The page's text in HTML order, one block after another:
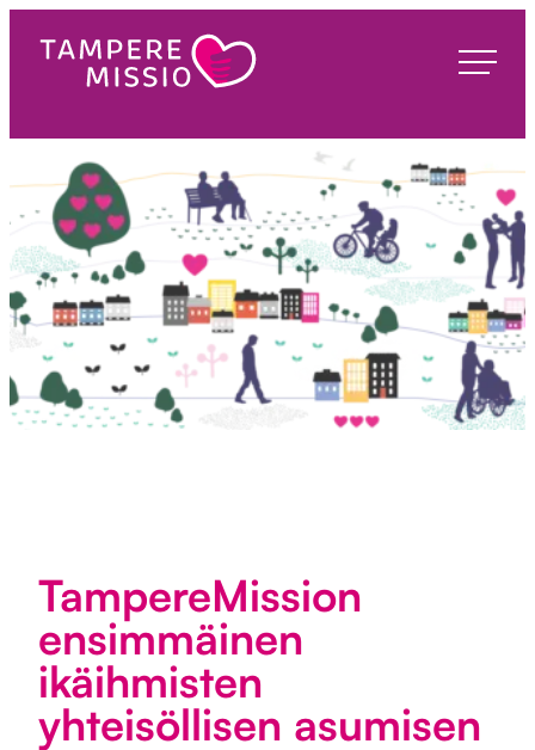
suoraan
sisältöön
TampereMissio
TampereMission
ensimmäinen
ikäihmisten
yhteisöllisen asumisen